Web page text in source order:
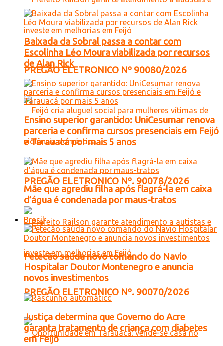
PREGÃO ELETRONICO Nº 90080/2026
PREGÃO ELETRONICO Nº. 90078/2026
PREGÃO ELETRONICO Nº. 90070/2026
Baixada da Sobral passa a contar com
Escolinha Léo Moura viabilizada por recursos
de Alan Rick
Ensino superior garantido: UniCesumar renova
parceria e confirma cursos presenciais em Feijó
e Tarauacá por mais 5 anos
Mãe que agrediu filha após flagrá-la em caixa
d’água é condenada por maus-tratos
Brasil
Petecão saúda novo comando do Navio
Hospitalar Doutor Montenegro e anuncia
novos investimentos
Justiça determina que Governo do Acre
garanta tratamento de criança com diabetes
em Feijó